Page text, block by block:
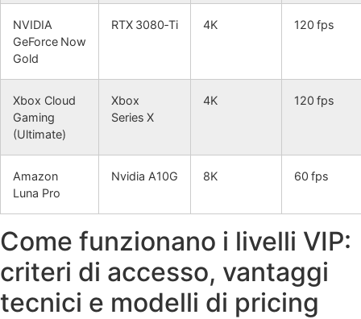
NVIDIA
GeForce Now
Gold
RTX 3080‑Ti 4K 120 fps
Xbox Cloud
Gaming
(Ultimate)
Xbox
Series X
4K 120 fps
Amazon
Luna Pro
Nvidia A10G 8K 60 fps
Come funzionano i livelli VIP:
criteri di accesso, vantaggi
tecnici e modelli di pricing